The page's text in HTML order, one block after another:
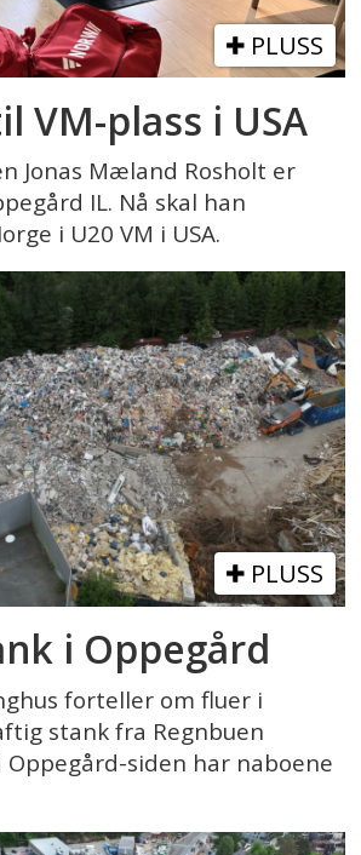
PLUSS
VM-plass i USA
Jonas Mæland Rosholt er
IL. Nå skal han
i U20 VM i USA.
PLUSS
i Oppegård
forteller om fluer i
stank fra Regnbuen
Oppegård-siden har naboene